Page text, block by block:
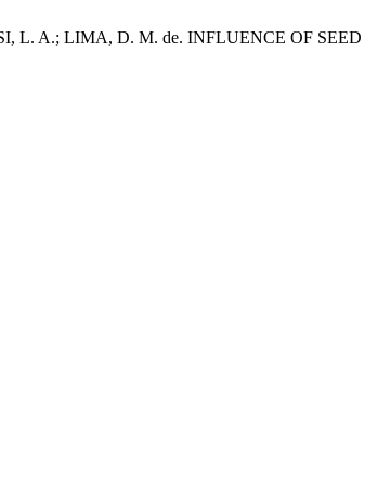
L. A.; LIMA, D. M. de. INFLUENCE OF